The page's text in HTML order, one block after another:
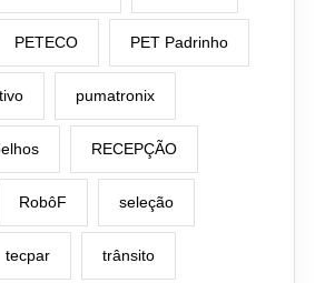
PETECO PET Padrinho
pumatronix
RECEPÇÃO
RobôF seleção
tecpar trânsito